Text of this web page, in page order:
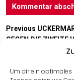
Um dir ein optimales
Previous
GEGEN DIE ZWEITE